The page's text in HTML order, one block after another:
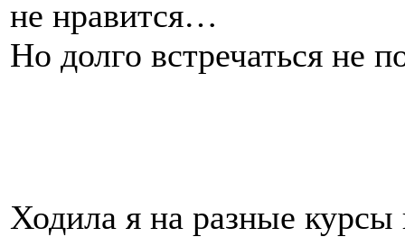
не нравится…
Но долго встречаться не
Ходила я на разные